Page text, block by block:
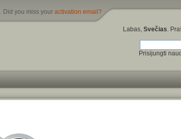
. Did you miss your activation email?
Labas, Svečias.
Prisijungti